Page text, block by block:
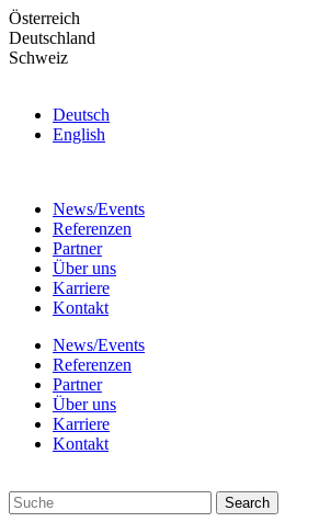
Skip
to
the
Österreich
Deutschland
Schweiz
Deutsch
English
News/Events
Referenzen
Partner
Über uns
Karriere
Kontakt
News/Events
Referenzen
Partner
Über uns
Karriere
Kontakt